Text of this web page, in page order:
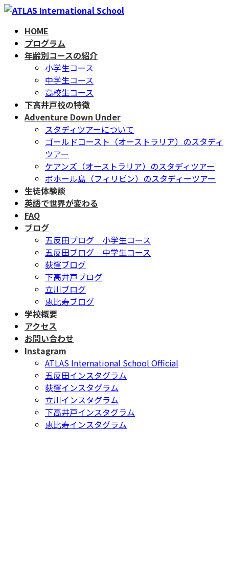
コ
ナ
HOME
プログラム
年齢別コースの紹介
小学生コース
中学生コース
高校生コース
下高井戸校の特徴
Adventure Down Under
スタディツアーについて
ゴールドコースト（オーストラリア）のスタディ
ツアー
ケアンズ（オーストラリア）のスタディツアー
ボホール島（フィリピン）のスタディーツアー
生徒体験談
英語で世界が変わる
FAQ
ブログ
五反田ブログ 小学生コース
五反田ブログ 中学生コース
荻窪ブログ
下高井戸ブログ
立川ブログ
恵比寿ブログ
学校概要
アクセス
お問い合わせ
Instagram
ATLAS International School Official
五反田インスタグラム
荻窪インスタグラム
立川インスタグラム
下高井戸インスタグラム
恵比寿インスタグラム